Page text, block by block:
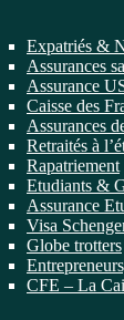
Expatriés &
Assurances
Assurance
Caisse des
Assurances
Retraités à
Rapatriement
Etudiants &
Assurance
Visa
Globe trotters
CFE – La